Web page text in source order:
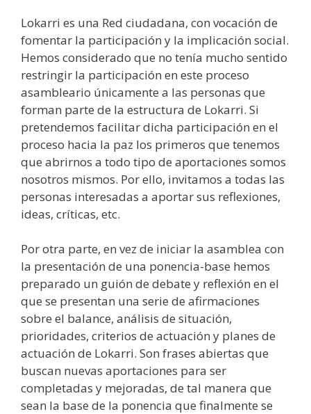
Lokarri es una Red ciudadana, con vocación de
fomentar la participación y la implicación social.
Hemos considerado que no tenía mucho sentido
restringir la participación en este proceso
asambleario únicamente a las personas que
forman parte de la estructura de Lokarri. Si
pretendemos facilitar dicha participación en el
proceso hacia la paz los primeros que tenemos
que abrirnos a todo tipo de aportaciones somos
nosotros mismos. Por ello, invitamos a todas las
personas interesadas a aportar sus reflexiones,
ideas, críticas, etc.
Por otra parte, en vez de iniciar la asamblea con
la presentación de una ponencia-base hemos
preparado un guión de debate y reflexión en el
que se presentan una serie de afirmaciones
sobre el balance, análisis de situación,
prioridades, criterios de actuación y planes de
actuación de Lokarri. Son frases abiertas que
buscan nuevas aportaciones para ser
completadas y mejoradas, de tal manera que
sean la base de la ponencia que finalmente se